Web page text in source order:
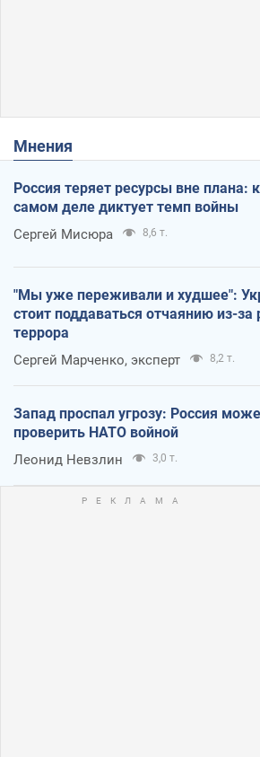
Мнения
Россия теряет ресурсы вне плана:
самом деле диктует темп войны
Сергей Мисюра 8,6 т.
"Мы уже переживали и худшее":
стоит поддаваться отчаянию из-за
террора
Сергей Марченко, эксперт 8,2 т.
Запад проспал угрозу: Россия
проверить НАТО войной
Леонид Невзлин 3,0 т.